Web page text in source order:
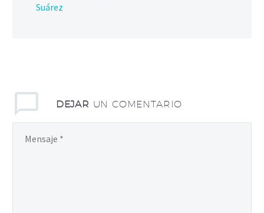
Suárez
DEJAR UN COMENTARIO